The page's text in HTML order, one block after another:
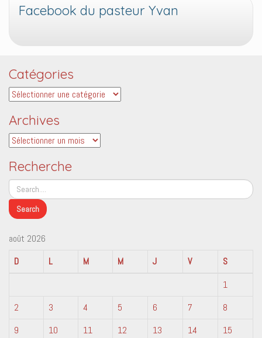
Facebook du pasteur Yvan
Catégories
Catégories
Archives
Archives
Recherche
août 2026
D
L M M J V
S
1
2
3 4 5 6 7
8
9
10 11 12 13 14
15